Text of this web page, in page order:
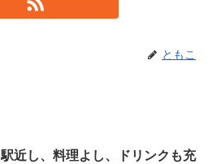
ともこ
駅近し、料理よし、ドリンクも充